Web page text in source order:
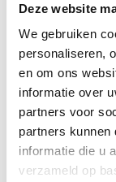
Deze website
We gebruiken
personaliseren,
en om ons
informatie over
partners voor
partners kunnen
informatie die u
verzameld op